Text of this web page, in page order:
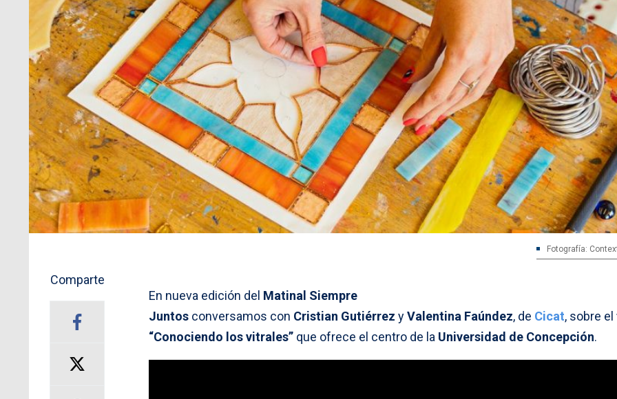
Fotografía:
Comparte
En nueva edición del Matinal Siempre
Juntos conversamos con Cristian Gutiérrez yValentina Faúndez, de Cicat, sobre el
“Conociendo los vitrales” que ofrece el centro de la Universidad de Concepción.